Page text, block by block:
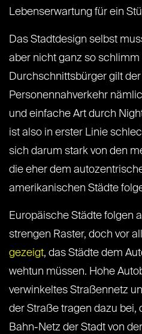
Lebenserwartung für ein
Das Stadtdesign selbst
aber nicht ganz so schlimm
Durchschnittsbürger gilt
Personennahverkehr
und einfache Art durch
ist also in erster Linie
sich darum stark von den
die eher dem
amerikanischen Städte
Europäische Städte folgen
strengen Raster, doch vor
gezeigt, das Städte dem
wehtun müssen. Hohe
verwinkeltes Straßennetz
der Straße tragen dazu bei,
Bahn-Netz der Stadt von